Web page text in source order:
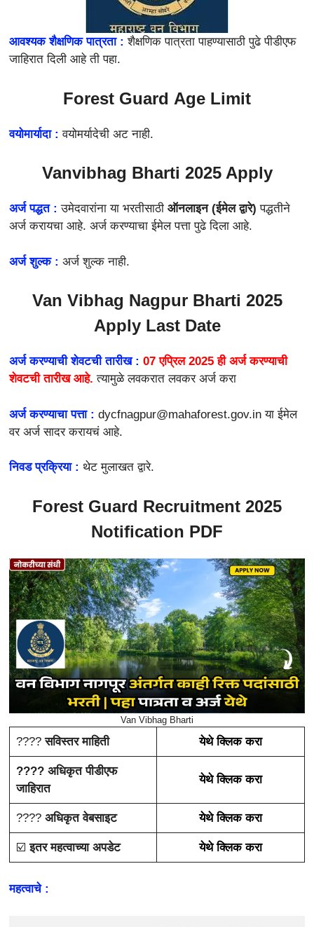
आवश्यक शैक्षणिक पात्रता : शैक्षणिक पात्रता पाहण्यासाठी पुढे पीडीएफ
जाहिरात दिली आहे ती पहा.
Forest Guard Age Limit
वयोमार्यादा :वयोमर्यादेची अट नाही.
Vanvibhag Bharti 2025 Apply
अर्ज पद्धत : उमेदवारांना या भरतीसाठी ऑनलाइन (ईमेल द्वारे) पद्धतीने
अर्ज करायचा आहे. अर्ज करण्याचा ईमेल पत्ता पुढे दिला आहे.
अर्ज शुल्क : अर्ज शुल्क नाही.
Van Vibhag Nagpur Bharti 2025
Apply Last Date
अर्ज करण्याची शेवटची तारीख : 07 एप्रिल 2025 ही अर्ज करण्याची
शेवटची तारीख आहे. त्यामुळे लवकरात लवकर अर्ज करा
अर्ज करण्याचा पत्ता : dycfnagpur@mahaforest.gov.in या ईमेल
वर अर्ज सादर करायचं आहे.
निवड प्रक्रिया : थेट मुलाखत द्वारे.
Forest Guard Recruitment 2025
Notification PDF
Van Vibhag Bharti
????सविस्तर माहिती येथे क्लिक करा
???? अधिकृत पीडीएफ
जाहिरात
येथे क्लिक करा
???? अधिकृत वेबसाइट येथे क्लिक करा
☑️इतर महत्वाच्या अपडेट येथे क्लिक करा
महत्वाचे :